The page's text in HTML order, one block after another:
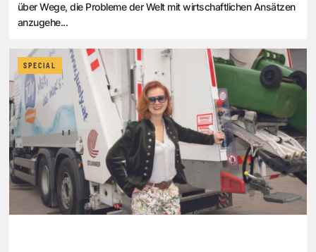
über Wege, die Probleme der Welt mit wirtschaftlichen Ansätzen
anzugehe...
SPECIAL